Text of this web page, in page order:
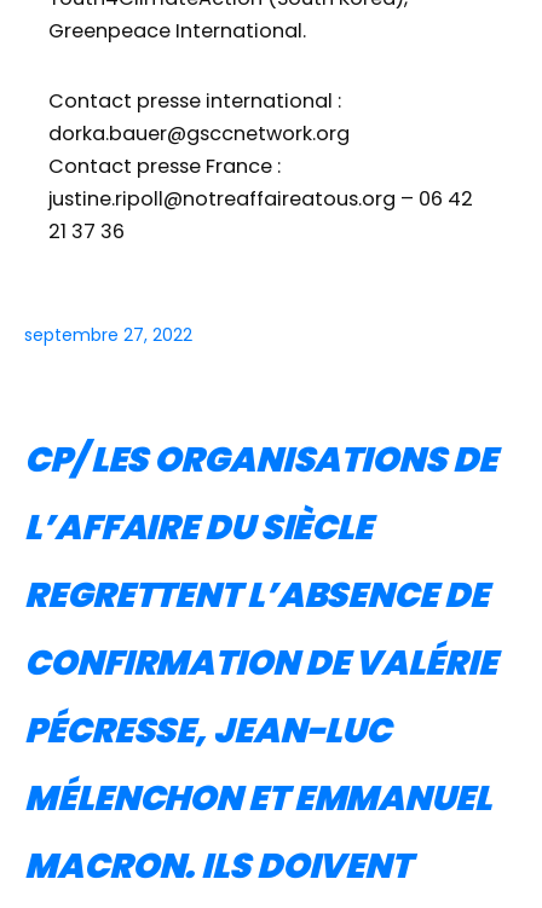
Greenpeace International.
Contact presse international :
dorka.bauer@gsccnetwork.org
Contact presse France :
justine.ripoll@notreaffaireatous.org – 06 42
21 37 36
septembre 27, 2022
CP/ LES ORGANISATIONS DE
L’AFFAIRE DU SIÈCLE
REGRETTENT L’ABSENCE DE
CONFIRMATION DE VALÉRIE
PÉCRESSE, JEAN-LUC
MÉLENCHON ET EMMANUEL
MACRON. ILS DOIVENT